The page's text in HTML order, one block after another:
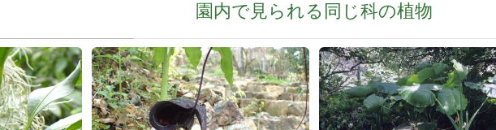
園内で見られる同じ科の植物